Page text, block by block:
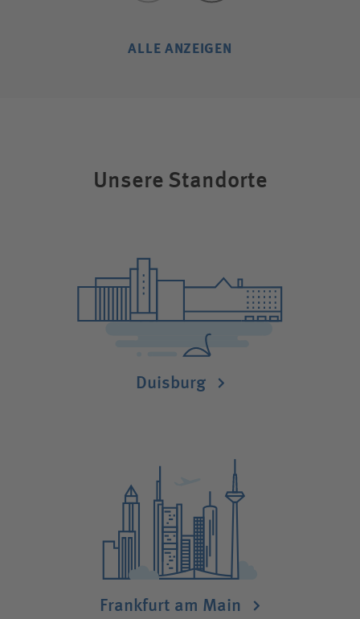
ALLE ANZEIGEN
Unsere Standorte
Duisburg
Frankfurt am Main